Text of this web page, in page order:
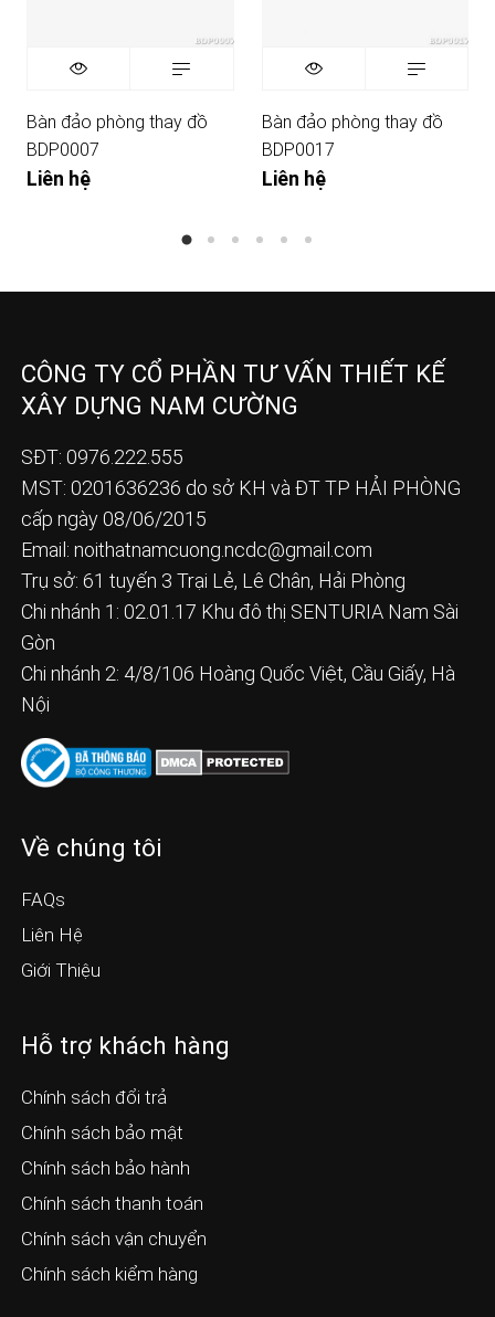
Bàn đảo phòng thay đồ
BDP0007
Liên hệ
Bàn đảo phòng thay đồ
BDP0017
Liên hệ
CÔNG TY CỔ PHẦN TƯ VẤN THIẾT KẾ
XÂY DỰNG NAM CƯỜNG
SĐT: 0976.222.555
MST: 0201636236 do sở KH và ĐT TP HẢI PHÒNG
cấp ngày 08/06/2015
Email: noithatnamcuong.ncdc@gmail.com
Trụ sở: 61 tuyến 3 Trại Lẻ, Lê Chân, Hải Phòng
Chi nhánh 1: 02.01.17 Khu đô thị SENTURIA Nam Sài
Gòn
Chi nhánh 2: 4/8/106 Hoàng Quốc Việt, Cầu Giấy, Hà
Nội
Về chúng tôi
FAQs
Liên Hệ
Giới Thiệu
Hỗ trợ khách hàng
Chính sách đổi trả
Chính sách bảo mật
Chính sách bảo hành
Chính sách thanh toán
Chính sách vận chuyển
Chính sách kiểm hàng